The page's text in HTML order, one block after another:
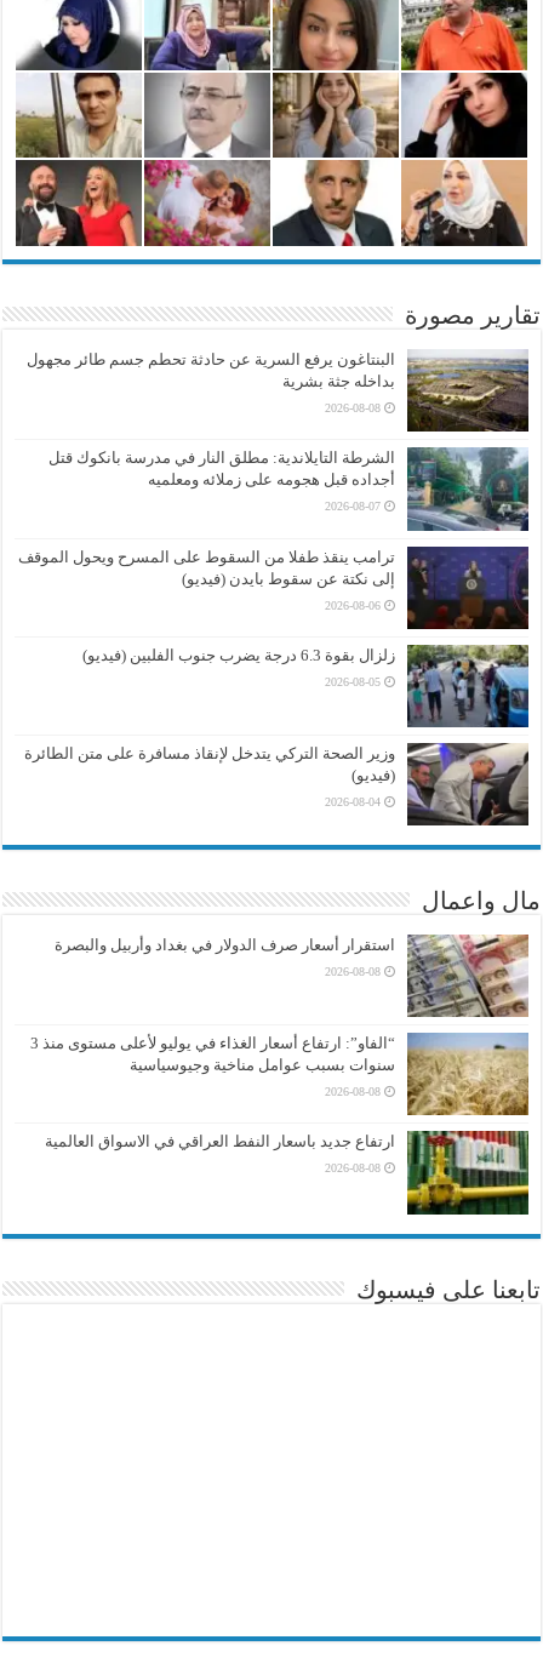
تقارير مصورة
البنتاغون يرفع السرية عن حادثة تحطم جسم طائر مجهول
بداخله جثة بشرية
2026-08-08
الشرطة التايلاندية: مطلق النار في مدرسة بانكوك قتل
أجداده قبل هجومه على زملائه ومعلميه
2026-08-07
ترامب ينقذ طفلا من السقوط على المسرح ويحول الموقف
إلى نكتة عن سقوط بايدن (فيديو)
2026-08-06
زلزال بقوة 6.3 درجة يضرب جنوب الفلبين (فيديو)
2026-08-05
وزير الصحة التركي يتدخل لإنقاذ مسافرة على متن الطائرة
(فيديو)
2026-08-04
مال واعمال
استقرار أسعار صرف الدولار في بغداد وأربيل والبصرة
2026-08-08
“الفاو”: ارتفاع أسعار الغذاء في يوليو لأعلى مستوى منذ 3
سنوات بسبب عوامل مناخية وجيوسياسية
2026-08-08
ارتفاع جديد باسعار النفط العراقي في الاسواق العالمية
2026-08-08
تابعنا على فيسبوك